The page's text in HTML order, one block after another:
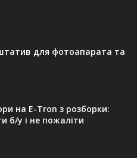
для фотоапарата та
на E-Tron з розборки:
б/у і не пожаліти